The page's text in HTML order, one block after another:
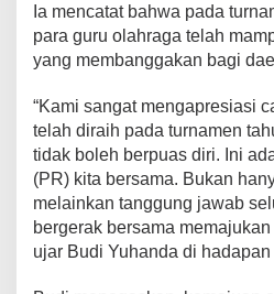
t
i
n
e
n
P
K
K
I
Ia mencatat bahwa pada
para guru olahraga telah
yang membanggakan bagi
“Kami sangat mengapresiasi
telah diraih pada turnamen
tidak boleh berpuas diri. Ini
(PR) kita bersama. Bukan
melainkan tanggung jawab
bergerak bersama
ujar Budi Yuhanda di